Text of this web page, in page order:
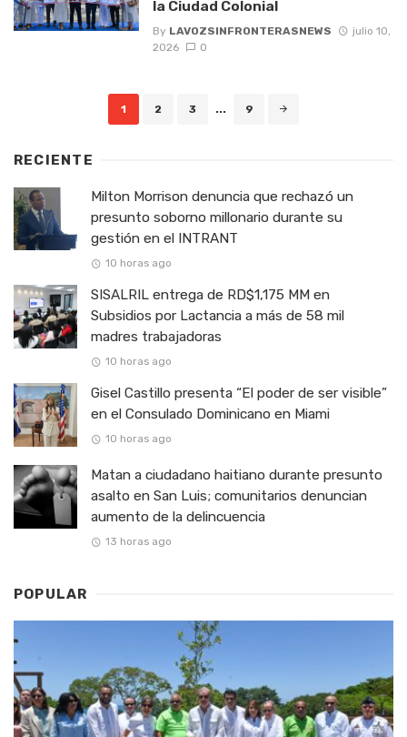
la Ciudad Colonial
By LAVOZSINFRONTERASNEWS
julio 10,
2026
0
1 2 3 ... 9
RECIENTE
Milton Morrison denuncia que rechazó un
presunto soborno millonario durante su
gestión en el INTRANT
10 horas ago
SISALRIL entrega de RD$1,175 MM en
Subsidios por Lactancia a más de 58 mil
madres trabajadoras
10 horas ago
Gisel Castillo presenta “El poder de ser visible”
en el Consulado Dominicano en Miami
10 horas ago
Matan a ciudadano haitiano durante presunto
asalto en San Luis; comunitarios denuncian
aumento de la delincuencia
13 horas ago
POPULAR